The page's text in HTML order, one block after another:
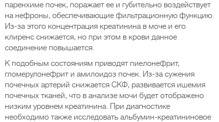
паренхиме почек, поражает ее и губительно воздействует
на нефроны, обеспечивающие фильтрационную функцию.
Из-за этого концентрация креатинина в моче и его
клиренс снижается, но при этом в крови данное
соединение повышается.
К подобным состояниям приводят пиелонефрит,
гломерулонефрит и амилоидоз почек. Из-за сужения
почечных артерий снижается СКФ, развивается ишемия
почечных тканей, что в анализе мочи будет отображено
низким уровнем креатинина. При диагностике
необходимо также исследовать альбумин-креатининовое